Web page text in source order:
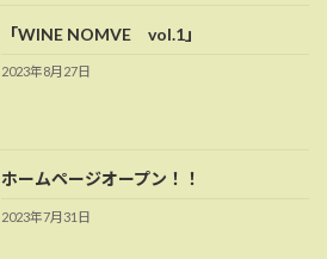
「WINE NOMVE vol.1」
2023年8月27日
ホームページオープン！！
2023年7月31日